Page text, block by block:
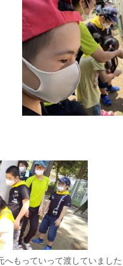
もっていって渡していました